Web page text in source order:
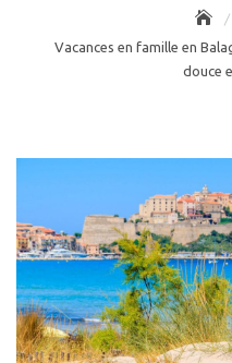
Vacances en famille en
douce